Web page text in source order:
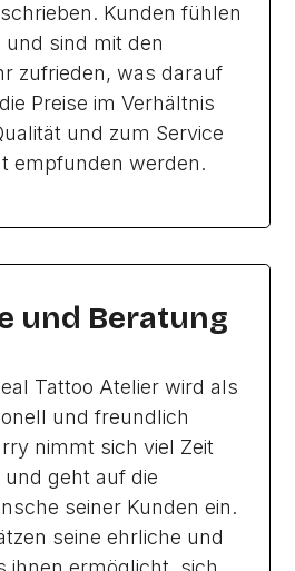
Kunden fühlen
sind mit den
zufrieden, was darauf
Preise im Verhältnis
und zum Service
empfunden werden.
und Beratung
Tattoo Atelier wird als
und freundlich
nimmt sich viel Zeit
geht auf die
seiner Kunden ein.
seine ehrliche und